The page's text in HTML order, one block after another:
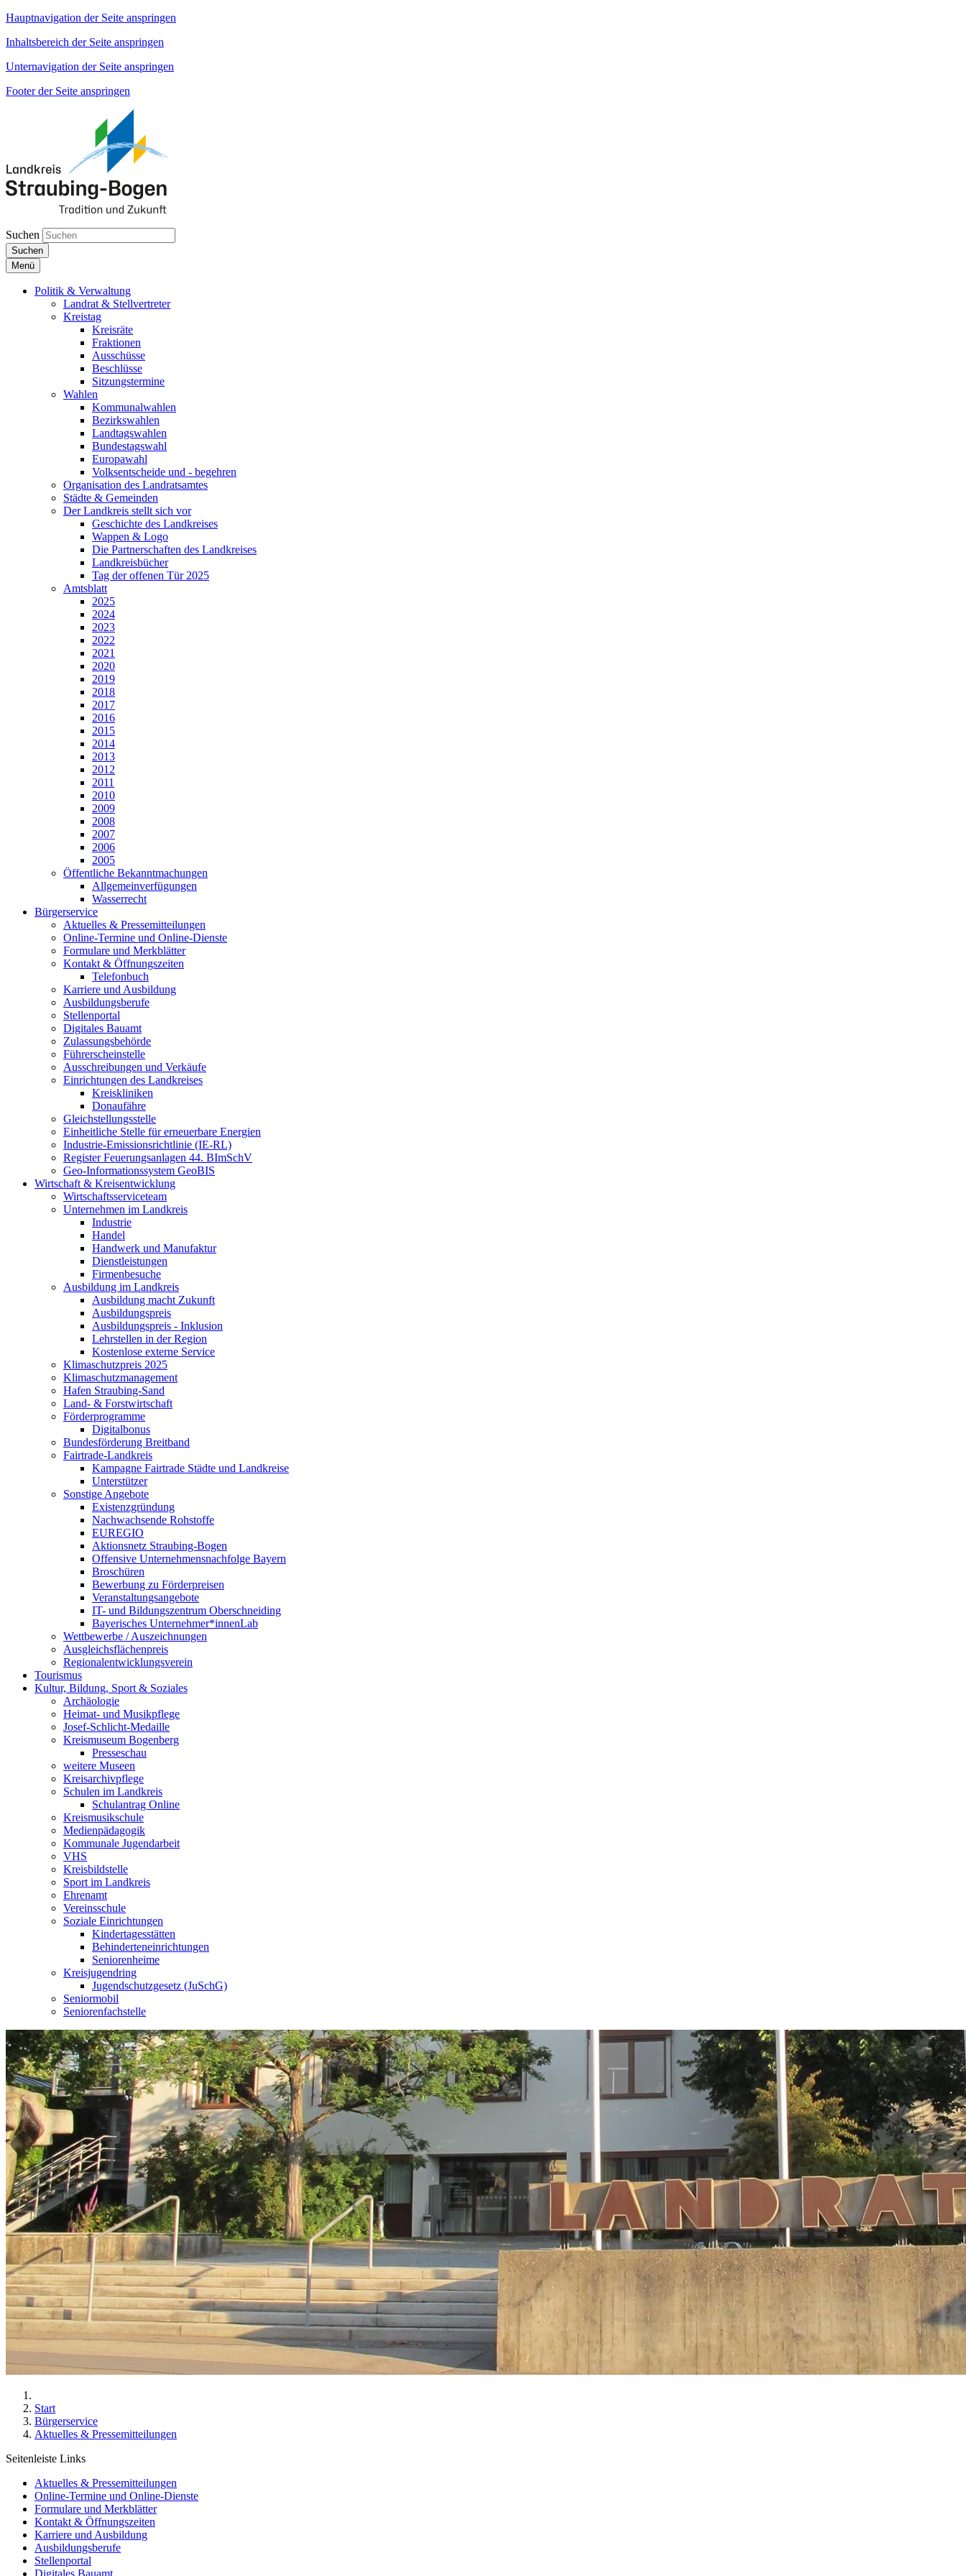
Hauptnavigation der Seite anspringen
Inhaltsbereich der Seite anspringen
Unternavigation der Seite anspringen
Footer der Seite anspringen
Suchen
Suchen
Menü
Politik & Verwaltung
Landrat & Stellvertreter
Kreistag
Kreisräte
Fraktionen
Ausschüsse
Beschlüsse
Sitzungstermine
Wahlen
Kommunalwahlen
Bezirkswahlen
Landtagswahlen
Bundestagswahl
Europawahl
Volksentscheide und - begehren
Organisation des Landratsamtes
Städte & Gemeinden
Der Landkreis stellt sich vor
Geschichte des Landkreises
Wappen & Logo
Die Partnerschaften des Landkreises
Landkreisbücher
Tag der offenen Tür 2025
Amtsblatt
2025
2024
2023
2022
2021
2020
2019
2018
2017
2016
2015
2014
2013
2012
2011
2010
2009
2008
2007
2006
2005
Öffentliche Bekanntmachungen
Allgemeinverfügungen
Wasserrecht
Bürgerservice
Aktuelles & Pressemitteilungen
Online-Termine und Online-Dienste
Formulare und Merkblätter
Kontakt & Öffnungszeiten
Telefonbuch
Karriere und Ausbildung
Ausbildungsberufe
Stellenportal
Digitales Bauamt
Zulassungsbehörde
Führerscheinstelle
Ausschreibungen und Verkäufe
Einrichtungen des Landkreises
Kreiskliniken
Donaufähre
Gleichstellungsstelle
Einheitliche Stelle für erneuerbare Energien
Industrie-Emissionsrichtlinie (IE-RL)
Register Feuerungsanlagen 44. BImSchV
Geo-Informationssystem GeoBIS
Wirtschaft & Kreisentwicklung
Wirtschaftsserviceteam
Unternehmen im Landkreis
Industrie
Handel
Handwerk und Manufaktur
Dienstleistungen
Firmenbesuche
Ausbildung im Landkreis
Ausbildung macht Zukunft
Ausbildungspreis
Ausbildungspreis - Inklusion
Lehrstellen in der Region
Kostenlose externe Service
Klimaschutzpreis 2025
Klimaschutzmanagement
Hafen Straubing-Sand
Land- & Forstwirtschaft
Förderprogramme
Digitalbonus
Bundesförderung Breitband
Fairtrade-Landkreis
Kampagne Fairtrade Städte und Landkreise
Unterstützer
Sonstige Angebote
Existenzgründung
Nachwachsende Rohstoffe
EUREGIO
Aktionsnetz Straubing-Bogen
Offensive Unternehmensnachfolge Bayern
Broschüren
Bewerbung zu Förderpreisen
Veranstaltungsangebote
IT- und Bildungszentrum Oberschneiding
Bayerisches Unternehmer*innenLab
Wettbewerbe / Auszeichnungen
Ausgleichsflächenpreis
Regionalentwicklungsverein
Tourismus
Kultur, Bildung, Sport & Soziales
Archäologie
Heimat- und Musikpflege
Josef-Schlicht-Medaille
Kreismuseum Bogenberg
Presseschau
weitere Museen
Kreisarchivpflege
Schulen im Landkreis
Schulantrag Online
Kreismusikschule
Medienpädagogik
Kommunale Jugendarbeit
VHS
Kreisbildstelle
Sport im Landkreis
Ehrenamt
Vereinsschule
Soziale Einrichtungen
Kindertagesstätten
Behinderteneinrichtungen
Seniorenheime
Kreisjugendring
Jugendschutzgesetz (JuSchG)
Seniormobil
Seniorenfachstelle
Start
Bürgerservice
Aktuelles & Pressemitteilungen
Seitenleiste Links
Aktuelles & Pressemitteilungen
Online-Termine und Online-Dienste
Formulare und Merkblätter
Kontakt & Öffnungszeiten
Karriere und Ausbildung
Ausbildungsberufe
Stellenportal
Digitales Bauamt